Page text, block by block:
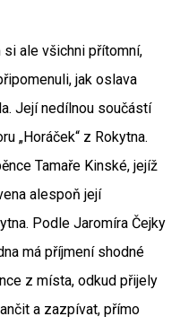
ale všichni přítomní,
jak oslava
Její nedílnou součástí
„Horáček“ z Rokytna.
Tamaře Kinské, jejíž
alespoň její
Podle Jaromíra Čejky
má příjmení shodné
z místa, odkud přijely
a zazpívat, přímo